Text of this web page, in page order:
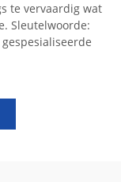
te vervaardig wat
Sleutelwoorde: